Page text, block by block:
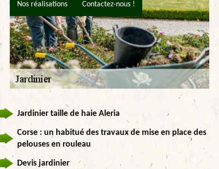
Nos réalisations Contactez-nous !
Jardinier taille de haie Aleria
Corse : un habitué des travaux de mise en place des
pelouses en rouleau
Devis jardinier